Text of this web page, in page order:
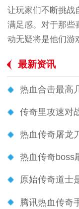
让玩家们不断挑战
满足感。对于那些
动无疑将是他们游
最新资讯
热血合击最高
传奇里攻速对
热血传奇屠龙
热血传奇boss
原始传奇道士
腾讯热血传奇